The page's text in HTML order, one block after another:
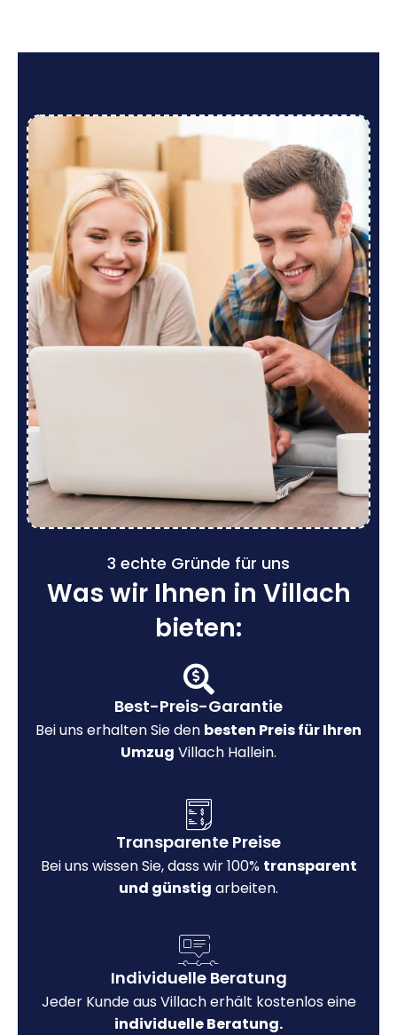
3 echte Gründe für uns
Was wir Ihnen in Villach
bieten:
Best-Preis-Garantie
Bei uns erhalten Sie den besten Preis für Ihren
Umzug Villach Hallein.
Transparente Preise
Bei uns wissen Sie, dass wir 100% transparent
und günstig arbeiten.
Individuelle Beratung
Jeder Kunde aus Villach erhält kostenlos eine
individuelle Beratung.